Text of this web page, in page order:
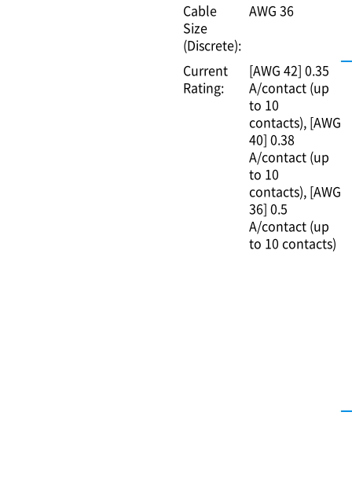
Cable
Size
(Discrete):
AWG 36
Current
Rating:
[AWG 42] 0.35
A/contact (up
to 10
contacts) [AWG
40] 0.38
A/contact (up
to 10
contacts) [AWG
36] 0.5
A/contact (up
to 10 contacts)